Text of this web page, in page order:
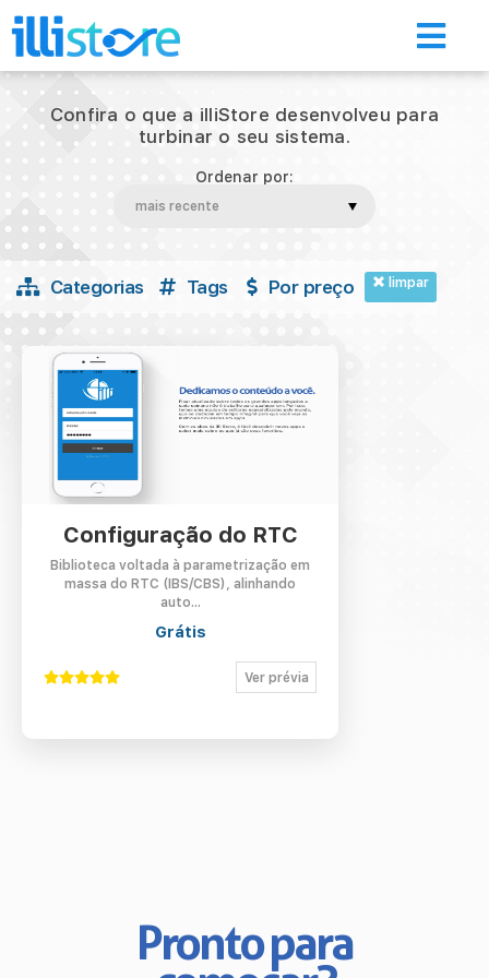
Início
Loja de aplicativos
Illi
Minha conta
Confira o que a illiStore desenvolveu para
turbinar o seu sistema.
Ordenar por:
Categorias Tags Por preço limpar
Configuração do RTC
Biblioteca voltada à parametrização em
massa do RTC (IBS/CBS), alinhando
auto...
Grátis
Ver prévia
Pronto para